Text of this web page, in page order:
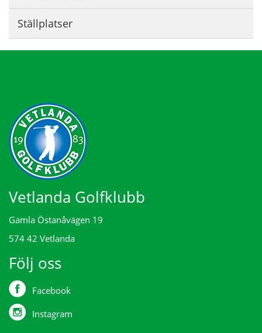
Ställplatser
Vetlanda Golfklubb
Gamla Östanåvägen 19
574 42 Vetlanda
Följ oss
Facebook
Instagram